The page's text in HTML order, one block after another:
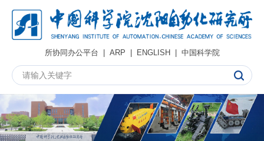
所协同办公平台 | ARP | ENGLISH| 中国科学院